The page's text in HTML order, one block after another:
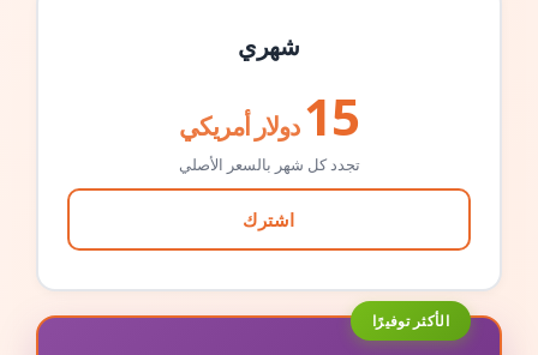
شهري
15 دولار أمريكي
تجدد كل شهر بالسعر الأصلي
اشترك
الأكثر توفيرًا